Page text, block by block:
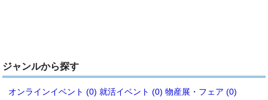
ジャンルから探す
オンラインイベント (0) 就活イベント (0) 物産展・フェア (0)